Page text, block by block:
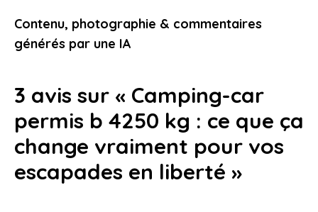
faciles à appliquer
5 juin 2026
Contenu, photographie & commentaires
générés par une IA
3 avis sur « Camping-car
permis b 4250 kg : ce que ça
change vraiment pour vos
escapades en liberté »